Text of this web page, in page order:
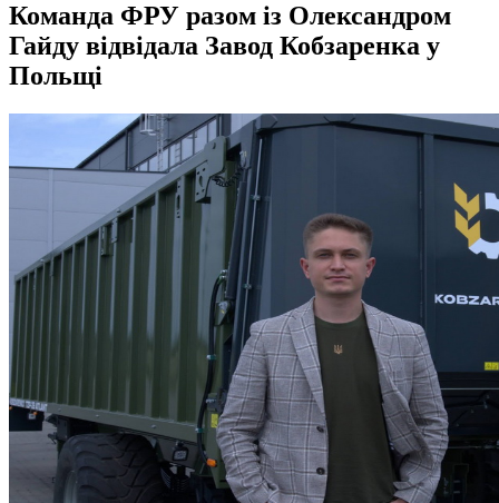
Команда ФРУ разом із Олександром
Гайду відвідала Завод Кобзаренка у
Польщі